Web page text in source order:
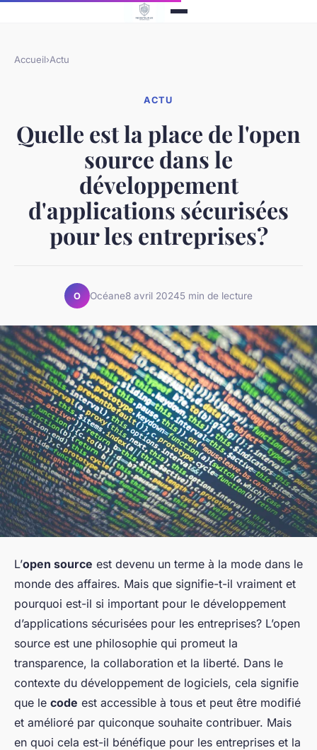
Accueil›Actu
ACTU
Quelle est la place de l'open
source dans le
développement
d'applications sécurisées
pour les entreprises?
O Océane8 avril 20245 min de lecture
L’open source est devenu un terme à la mode dans le
monde des affaires. Mais que signifie-t-il vraiment et
pourquoi est-il si important pour le développement
d’applications sécurisées pour les entreprises? L’open
source est une philosophie qui promeut la
transparence, la collaboration et la liberté. Dans le
contexte du développement de logiciels, cela signifie
que le code est accessible à tous et peut être modifié
et amélioré par quiconque souhaite contribuer. Mais
en quoi cela est-il bénéfique pour les entreprises et la